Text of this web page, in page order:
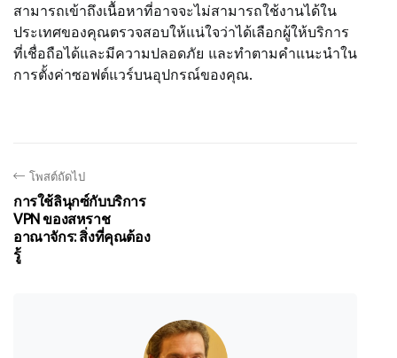
สามารถเข้าถึงเนื้อหาที่อาจจะไม่สามารถใช้งานได้ใน
ประเทศของคุณตรวจสอบให้แน่ใจว่าได้เลือกผู้ให้บริการ
ที่เชื่อถือได้และมีความปลอดภัย และทำตามคำแนะนำใน
การตั้งค่าซอฟต์แวร์บนอุปกรณ์ของคุณ.
โพสต์ถัดไป
การใช้ลินุกซ์กับบริการ
VPN ของสหราช
อาณาจักร: สิ่งที่คุณต้อง
รู้